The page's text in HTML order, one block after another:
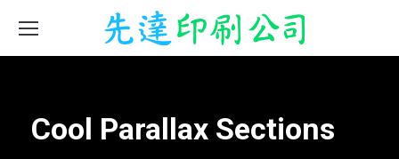
Cool Parallax Sections